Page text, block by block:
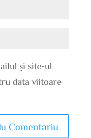
și site-ul
data viitoare